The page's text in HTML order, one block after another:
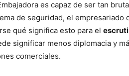
es capaz de ser tan
de seguridad, el empresariado
qué significa esto para el
significar menos diplomacia y
comerciales.